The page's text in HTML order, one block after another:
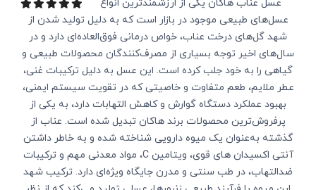
عسل عناب هاکان یکی از ارزشمندترین انواع
عسل‌های طبیعی موجود در بازار است که به دلیل تولید شدن از
شهد گل‌های درخت عناب، خواص درمانی فوق‌العاده‌ای دارد و در
سال‌های اخیر توجه بسیاری از مصرف‌کنندگان محصولات طبیعی و
گیاهی را به خود جلب کرده است. این عسل به دلیل ترکیبات غنی،
عطر ملایم، طعم متفاوت و خاصیتی که در تقویت سیستم ایمنی،
بهبود عملکرد دستگاه گوارش و کاهش التهابات دارد، به یکی از
پرفروش‌ترین محصولات برند هاکان تبدیل شده است. عناب از
گذشته به‌عنوان یک میوه دارویی شناخته شده و به خاطر داشتن
آنتی‌ اکسیدان‌ های قوی، ویتامین C، مواد معدنی مهم و ترکیبات
ضدالتهاب، در طب سنتی و مدرن جایگاه ویژه‌ای دارد. ترکیب شهد